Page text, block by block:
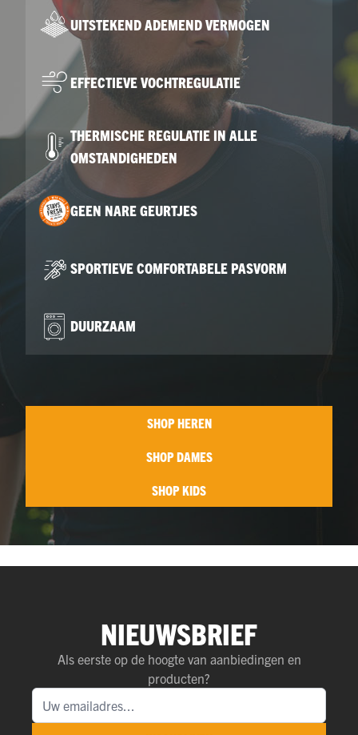
UITSTEKEND ADEMEND VERMOGEN
EFFECTIEVE VOCHTREGULATIE
THERMISCHE REGULATIE IN ALLE
OMSTANDIGHEDEN
GEEN NARE GEURTJES
SPORTIEVE COMFORTABELE PASVORM
DUURZAAM
SHOP HEREN
SHOP DAMES
SHOP KIDS
NIEUWSBRIEF
Als eerste op de hoogte van aanbiedingen en
producten?